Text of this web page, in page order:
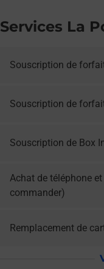
Services La
Souscription de
Souscription de
Souscription de Box
Achat de téléphone
commander)
Remplacement de